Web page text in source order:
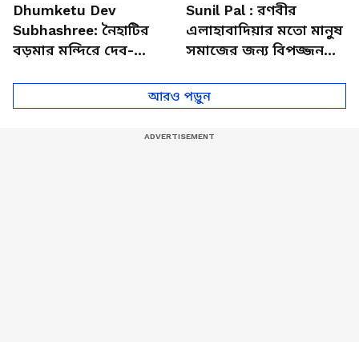
Dhumketu Dev
Subhashree: নৈহাটির
বড়মার মন্দিরে দেব-
Sunil Pal : রণবীর
এলাহাবাদিয়ার মতো মানুষ
সমাজের জন্য বিপজ্জনক :
আরও পড়ুন